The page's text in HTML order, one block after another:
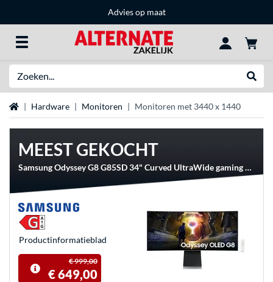
Advies op maat
Home Hardware Monitoren Monitoren met 3440 x 1440
MEEST GEKOCHT
Samsung Odyssey G8 G85SD 34" Curved UltraWide gaming monitor
Product­informatieblad
€ 999,00
€ 649,00